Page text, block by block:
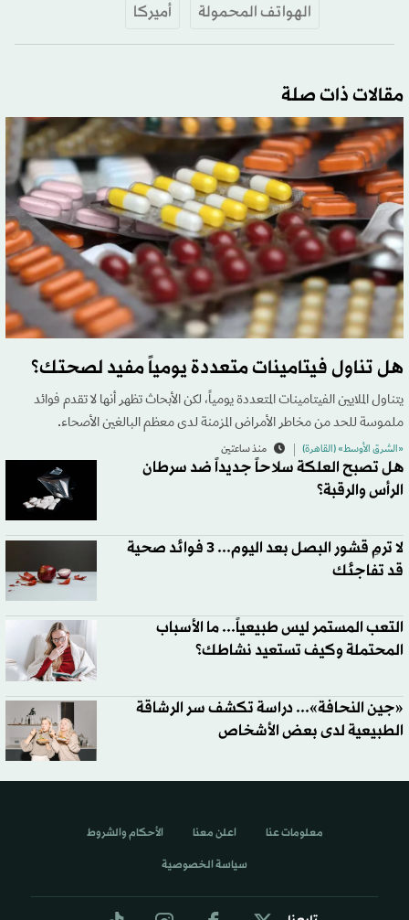
الهواتف المحمولة
أميركا
مقالات ذات صلة
هل تناول فيتامينات متعددة يومياً مفيد لصحتك؟
يتناول الملايين الفيتامينات المتعددة يومياً، لكن الأبحاث تظهر أنها لا تقدم فوائد
ملموسة للحد من مخاطر الأمراض المزمنة لدى معظم البالغين الأصحاء.
«الشرق الأوسط» (القاهرة) منذ ساعتين
هل تصبح العلكة سلاحاً جديداً ضد سرطان
الرأس والرقبة؟
لا ترمِ قشور البصل بعد اليوم... 3 فوائد صحية
قد تفاجئك
التعب المستمر ليس طبيعياً... ما الأسباب
المحتملة وكيف تستعيد نشاطك؟
«جين النحافة»... دراسة تكشف سر الرشاقة
الطبيعية لدى بعض الأشخاص
معلومات عنا اعلن معنا الأحكام والشروط
سياسة الخصوصية